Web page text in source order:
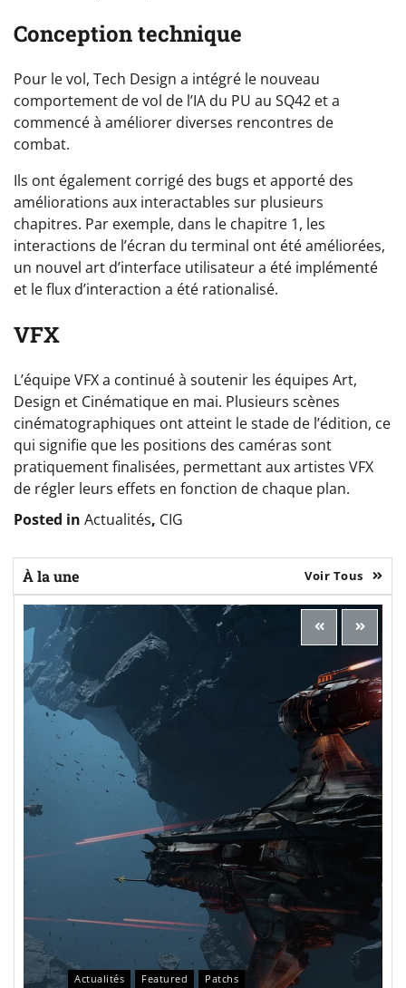
Conception technique
Pour le vol, Tech Design a intégré le nouveau
comportement de vol de l’IA du PU au SQ42 et a
commencé à améliorer diverses rencontres de
combat.
Ils ont également corrigé des bugs et apporté des
améliorations aux interactables sur plusieurs
chapitres. Par exemple, dans le chapitre 1, les
interactions de l’écran du terminal ont été améliorées,
un nouvel art d’interface utilisateur a été implémenté
et le flux d’interaction a été rationalisé.
VFX
L’équipe VFX a continué à soutenir les équipes Art,
Design et Cinématique en mai. Plusieurs scènes
cinématographiques ont atteint le stade de l’édition, ce
qui signifie que les positions des caméras sont
pratiquement finalisées, permettant aux artistes VFX
de régler leurs effets en fonction de chaque plan.
Posted in Actualités, CIG
À la une Voir Tous
Actualités Featured Patchs